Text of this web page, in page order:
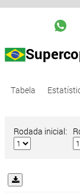
Tabela
Rodada inicial: